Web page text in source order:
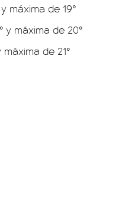
máxima de 19°
y máxima de 20°
de 21°